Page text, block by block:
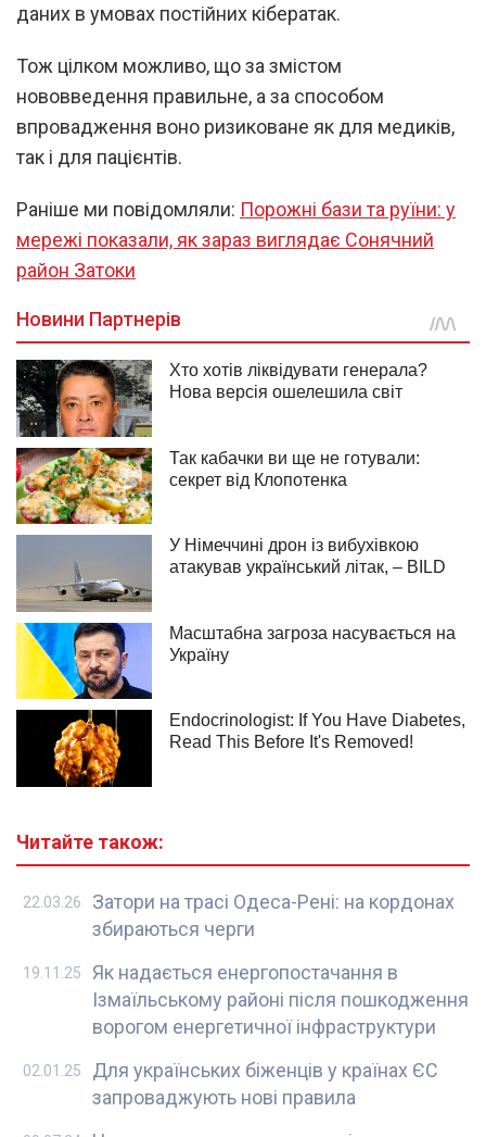
даних в умовах постійних кібератак.
Тож цілком можливо, що за змістом
нововведення правильне, а за способом
впровадження воно ризиковане як для медиків,
так і для пацієнтів.
Раніше ми повідомляли: Порожні бази та руїни: у
мережі показали, як зараз виглядає Сонячний
район Затоки
Читайте також:
Затори на трасі Одеса-Рені: на кордонах
збираються черги
22.03.26
Як надається енергопостачання в
Ізмаїльському районі після пошкодження
ворогом енергетичної інфраструктури
19.11.25
Для українських біженців у країнах ЄС
запроваджують нові правила
02.01.25